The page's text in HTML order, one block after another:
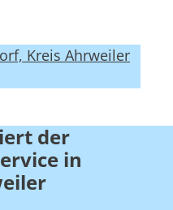
Kreis Ahrweiler
der
in